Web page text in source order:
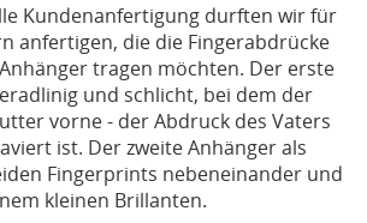
Kundenanfertigung durften wir für
anfertigen, die die Fingerabdrücke
tragen möchten. Der erste
und schlicht, bei dem der
vorne - der Abdruck des Vaters
ist. Der zweite Anhänger als
Fingerprints nebeneinander und
kleinen Brillanten.